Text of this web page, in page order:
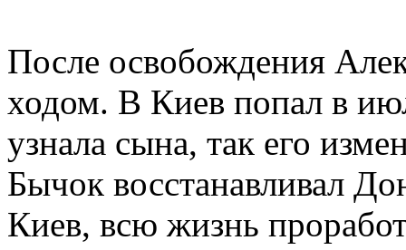
После освобождения
ходом. В Киев попал в
узнала сына, так его
Бычок восстанавливал
Киев, всю жизнь